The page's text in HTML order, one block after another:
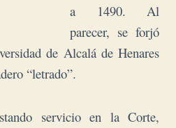
a 1490. Al
parecer, se forjó
de Alcalá de Henares
“letrado”.
servicio en la Corte,